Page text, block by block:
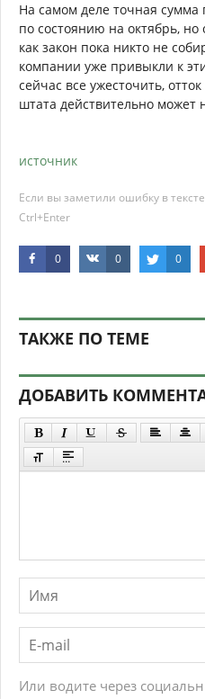
На самом деле точная сумма
по состоянию на октябрь, но
как закон пока никто не
компании уже привыкли к
сейчас все ужесточить,
штата действительно может
источник
Если вы заметили ошибку в
Ctrl+Enter
0 0 0
ТАКЖЕ ПО ТЕМЕ
ДОБАВИТЬ
Или водите через